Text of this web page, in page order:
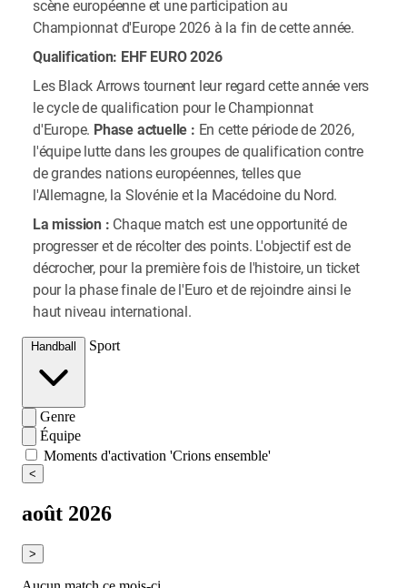
scène européenne et une participation au
Championnat d'Europe 2026 à la fin de cette année.
Qualification: EHF EURO 2026
Les Black Arrows tournent leur regard cette année vers
le cycle de qualification pour le Championnat
d'Europe. Phase actuelle : En cette période de 2026,
l'équipe lutte dans les groupes de qualification contre
de grandes nations européennes, telles que
l'Allemagne, la Slovénie et la Macédoine du Nord.
La mission : Chaque match est une opportunité de
progresser et de récolter des points. L'objectif est de
décrocher, pour la première fois de l'histoire, un ticket
pour la phase finale de l'Euro et de rejoindre ainsi le
haut niveau international.